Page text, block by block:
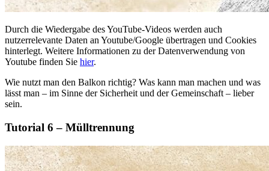
Durch die Wiedergabe des YouTube-Videos werden auch
nutzerrelevante Daten an Youtube/Google übertragen und Cookies
hinterlegt. Weitere Informationen zu der Datenverwendung von
Youtube finden Sie hier.
Wie nutzt man den Balkon richtig? Was kann man machen und was
lässt man – im Sinne der Sicherheit und der Gemeinschaft – lieber
sein.
Tutorial 6 – Mülltrennung